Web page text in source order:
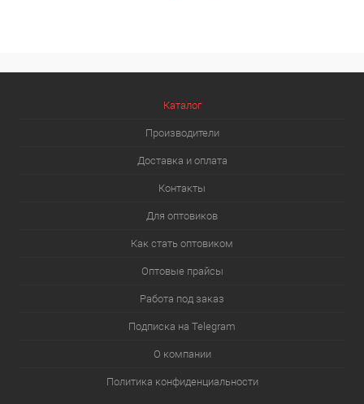
Каталог
Производители
Доставка и оплата
Контакты
Для оптовиков
Как стать оптовиком
Оптовые прайсы
Работа под заказ
Подписка на Telegram
О компании
Политика конфиденциальности